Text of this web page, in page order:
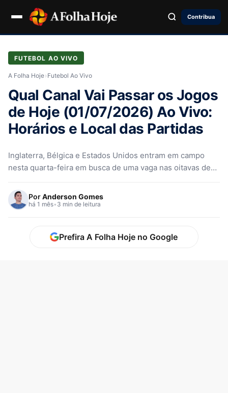
Contribua
FUTEBOL AO VIVO
A Folha Hoje› Futebol Ao Vivo
Qual Canal Vai Passar os Jogos
de Hoje (01/07/2026) Ao Vivo:
Horários e Local das Partidas
Inglaterra, Bélgica e Estados Unidos entram em campo
nesta quarta-feira em busca de uma vaga nas oitavas de
PorAnderson Gomes
há 1 mês• 3 min de leitura
Prefira A Folha Hoje no Google